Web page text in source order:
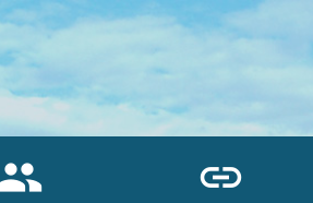
link